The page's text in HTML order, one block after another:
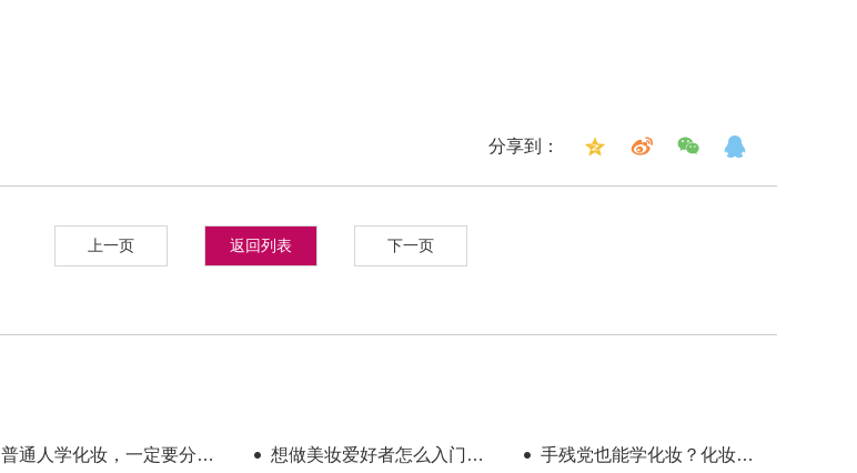
分享到：
普通人学化妆，一定要分清
想做美妆爱好者怎么入门？
手残党也能学化妆？化妆学
上一页 返回列表 下一页